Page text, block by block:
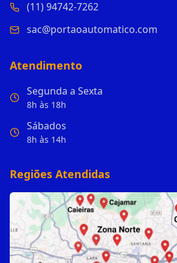
(11) 94742-7262
sac@portaoautomatico.com
Atendimento
Segunda a Sexta
8h às 18h
Sábados
8h às 14h
Regiões Atendidas